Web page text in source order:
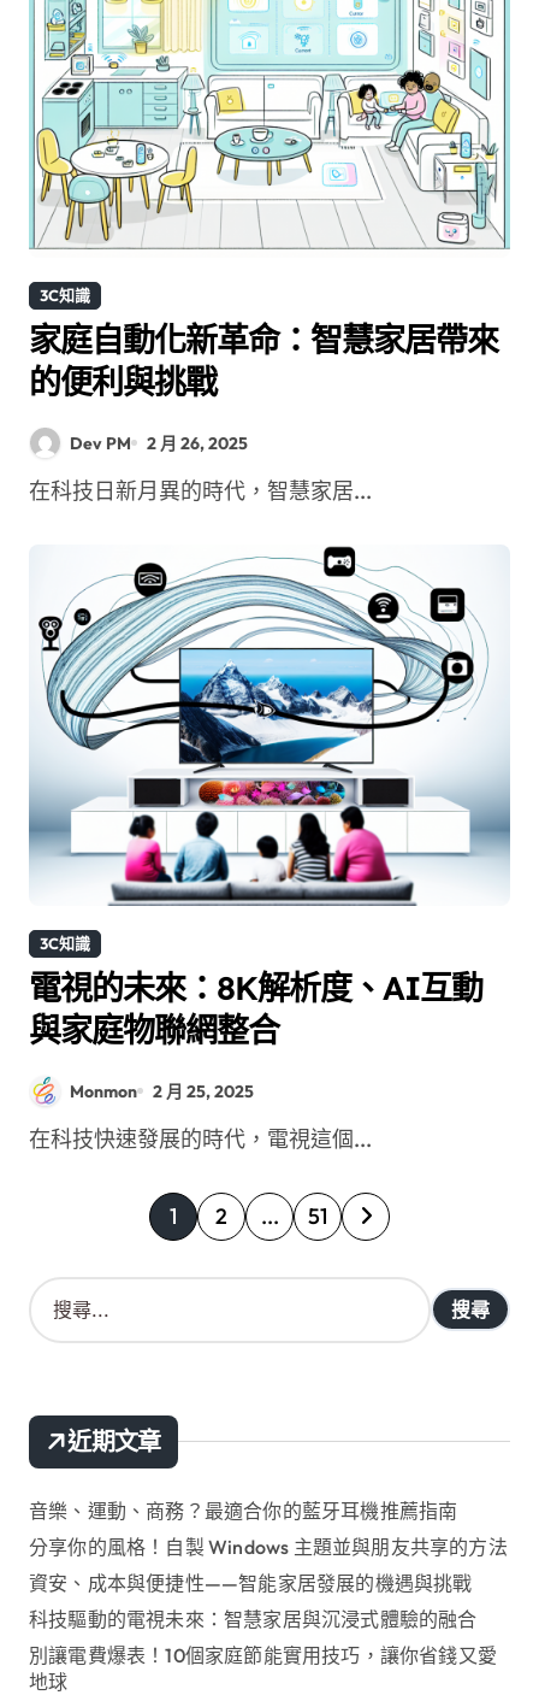
3C知識
家庭自動化新革命：智慧家居帶來
的便利與挑戰
Dev PM 2 月 26, 2025
在科技日新月異的時代，智慧家居...
3C知識
電視的未來：8K解析度、AI互動
與家庭物聯網整合
Monmon 2 月 25, 2025
在科技快速發展的時代，電視這個...
文
章
1 2 ... 51
搜
尋
關
:
近期文章
音樂、運動、商務？最適合你的藍牙耳機推薦指南
分享你的風格！自製 Windows 主題並與朋友共享的方法
資安、成本與便捷性——智能家居發展的機遇與挑戰
科技驅動的電視未來：智慧家居與沉浸式體驗的融合
別讓電費爆表！10個家庭節能實用技巧，讓你省錢又愛
地球